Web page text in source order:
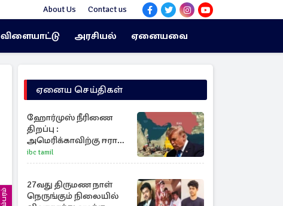
About Us Contact us
விளையாட்டு அரசியல் ஏனையவை
ஏனைய செய்திகள்
ஹோர்முஸ் நீரிணை
திறப்பு :
அமெரிக்காவிற்கு ஈரான்
விதிக்கும் நிபந்தனை
ibc tamil
27வது திருமண நாள்
நெருங்கும் நிலையில்